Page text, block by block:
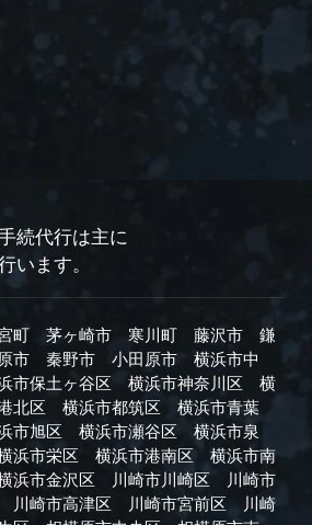
続代行は主に
います。
町 茅ヶ崎市 寒川町 藤沢市
鎌
市 秦野市 小田原市
横浜市中
市保土ヶ谷区 横浜市神奈川区
横
北区 横浜市都筑区
横浜市青葉
市旭区 横浜市瀬谷区
横浜市泉
浜市栄区 横浜市港南区
横浜市南
浜市金沢区 川崎市川崎区
川崎市
川崎市高津区 川崎市宮前区
川崎